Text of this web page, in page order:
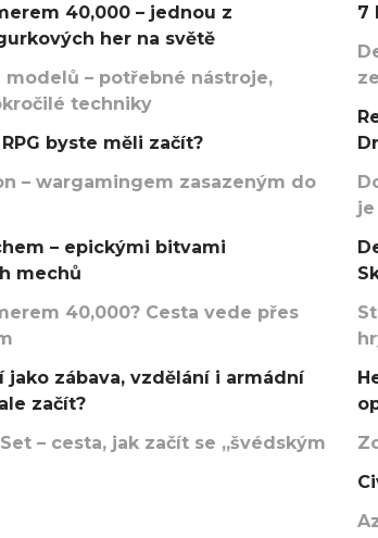
40,000 – jednou z
her na světě
modelů – potřebné nástroje,
techniky
byste měli začít?
– wargamingem zasazeným do
– epickými bitvami
mechů
40,000? Cesta vede přes
jako zábava, vzdělání i armádní
začít?
– cesta, jak začít se „švédským
7